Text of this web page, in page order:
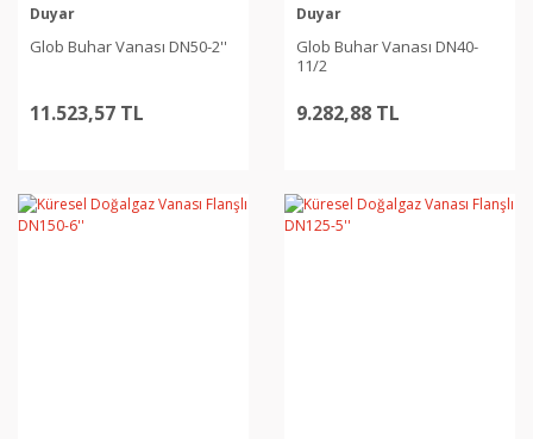
Duyar
Glob Buhar Vanası DN50-2''
11.523,57 TL
Duyar
Glob Buhar Vanası DN40-
11/2
9.282,88 TL